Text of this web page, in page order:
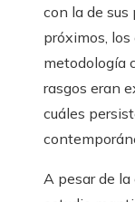
con la de
próximos,
metodología
rasgos eran
cuáles
A pesar de